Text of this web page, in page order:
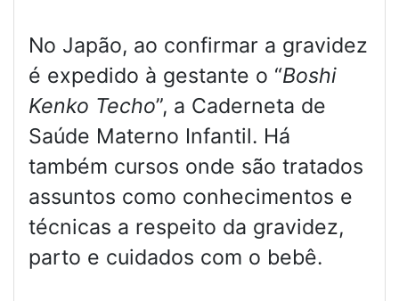
No Japão, ao confirmar a gravidez
é expedido à gestante o “Boshi
Kenko Techo”, a Caderneta de
Saúde Materno Infantil. Há
também cursos onde são tratados
assuntos como conhecimentos e
técnicas a respeito da gravidez,
parto e cuidados com o bebê.